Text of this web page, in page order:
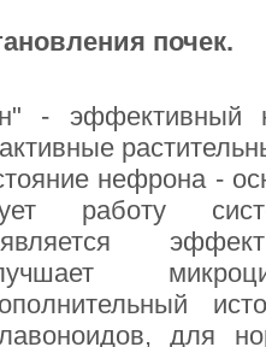
почек.
- эффективный
нефрона -
работу
для